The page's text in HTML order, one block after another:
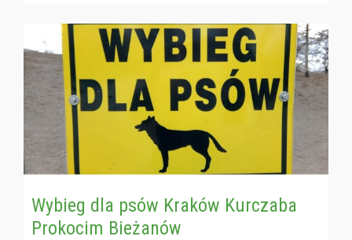
Wybieg dla psów Kraków Kurczaba
Prokocim Bieżanów